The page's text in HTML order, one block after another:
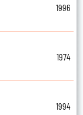
1996
1974
1994